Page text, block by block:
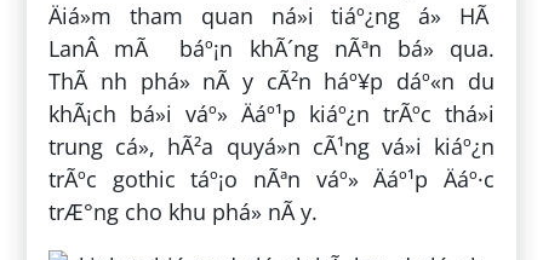
Äiá»m tham quan ná»i tiáº¿ng á» HÃ
LanÂ mÃ báº¡n khÃ´ng nÃªn bá» qua.
ThÃ nh phá» nÃ y cÃ²n háº¥p dáº«n du
khÃ¡ch bá»i váº» Äáº¹p kiáº¿n trÃºc thá»i
trung cá», hÃ²a quyá»n cÃ¹ng vá»i kiáº¿n
trÃºc gothic táº¡o nÃªn váº» Äáº¹p Äáº·c
trÆ°ng cho khu phá» nÃ y.